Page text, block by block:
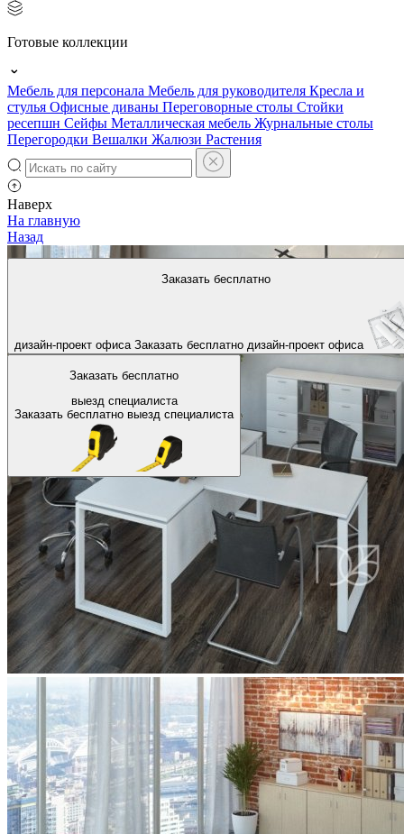
Готовые коллекции
Мебель для персонала Мебель для руководителя Кресла и
стулья Офисные диваны Переговорные столы Стойки
ресепшн Сейфы Металлическая мебель Журнальные столы
Перегородки Вешалки Жалюзи Растения
Наверх
Заказать бесплатно
дизайн-проект офиса Заказать бесплатно дизайн-проект офиса
Заказать бесплатно
выезд специалиста
Заказать бесплатно выезд специалиста
На главную
Назад